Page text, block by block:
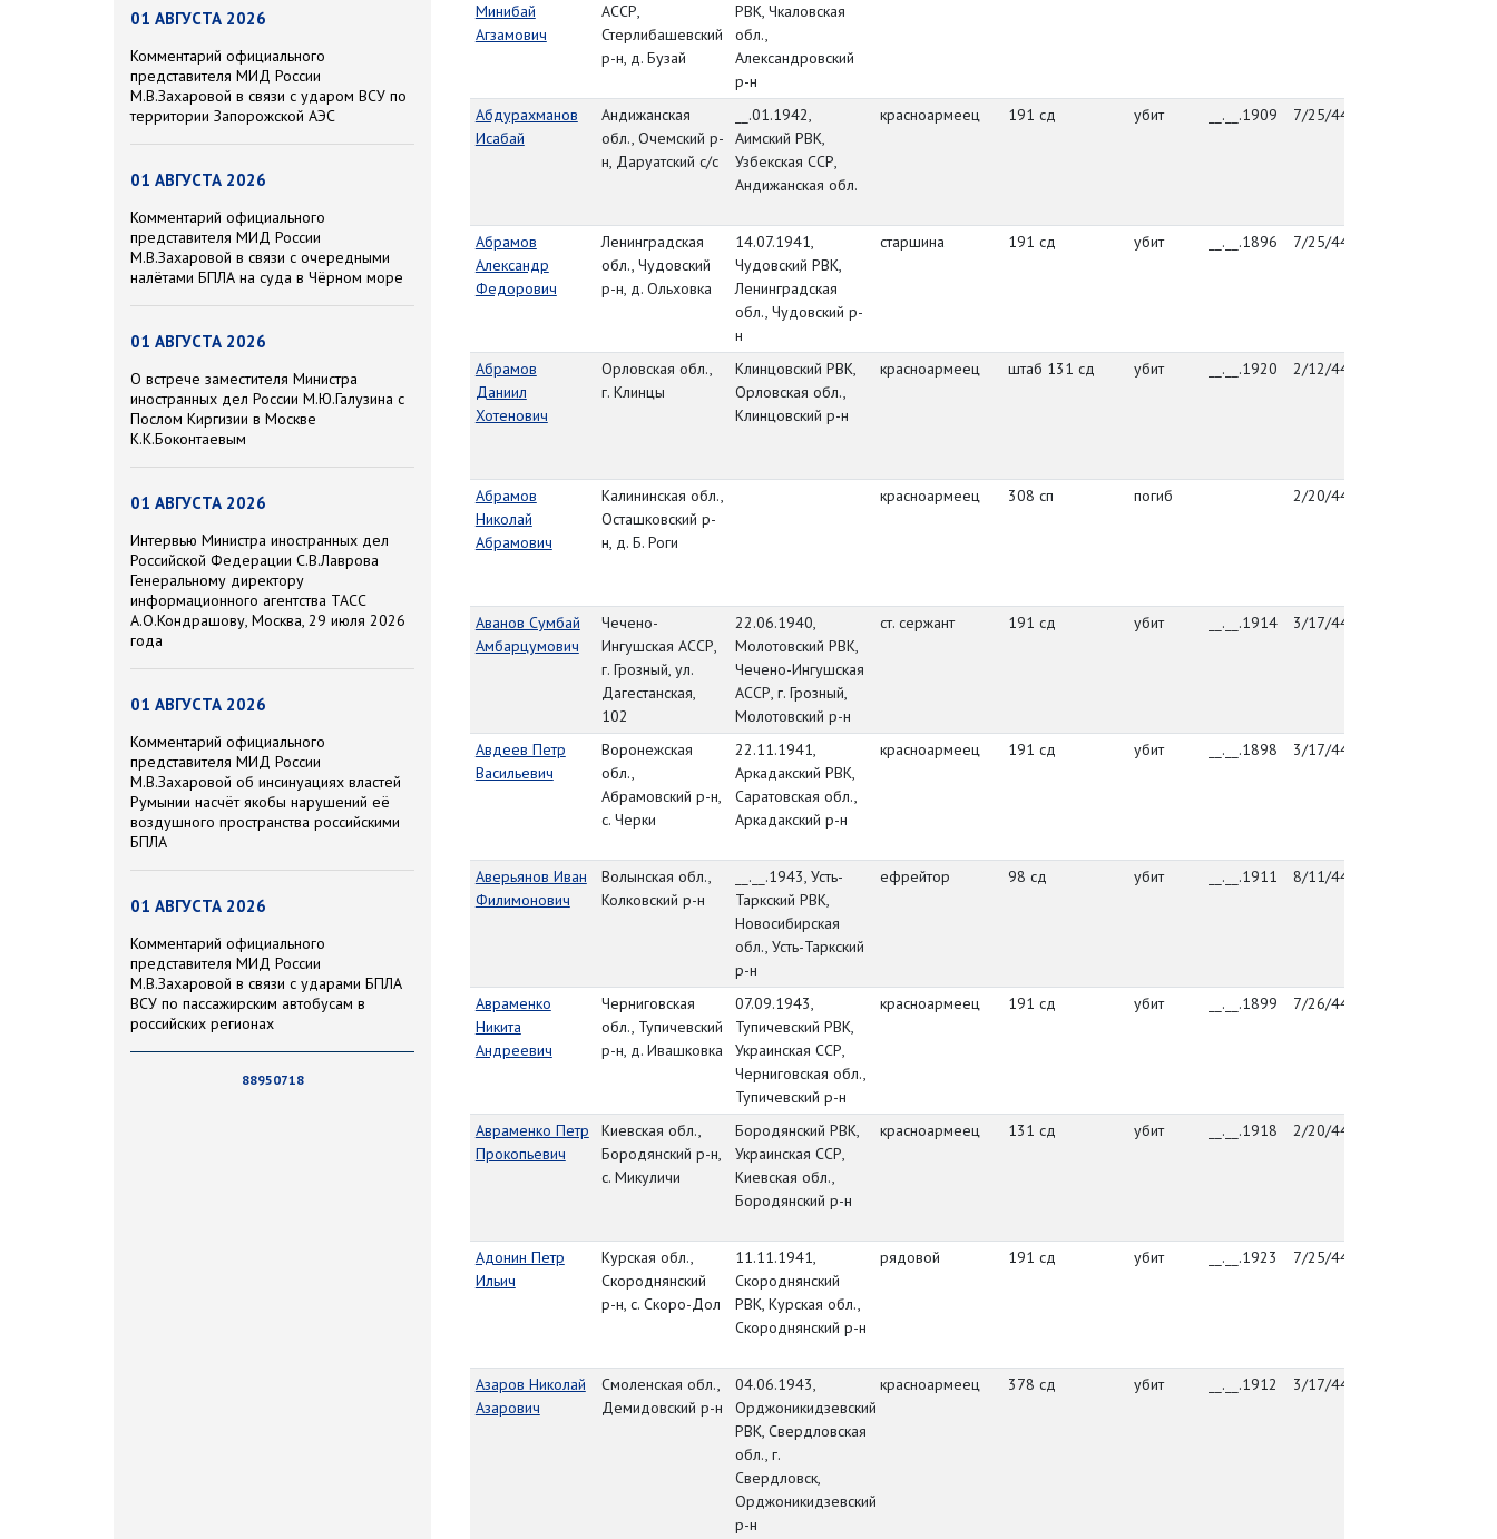
01 АВГУСТА 2026
Комментарий официального
представителя МИД России
М.В.Захаровой в связи с ударом ВСУ по
территории Запорожской АЭС
01 АВГУСТА 2026
Комментарий официального
представителя МИД России
М.В.Захаровой в связи с очередными
налётами БПЛА на суда в Чёрном море
01 АВГУСТА 2026
О встрече заместителя Министра
иностранных дел России М.Ю.Галузина с
Послом Киргизии в Москве
К.К.Боконтаевым
01 АВГУСТА 2026
Интервью Министра иностранных дел
Российской Федерации С.В.Лаврова
Генеральному директору
информационного агентства ТАСС
А.О.Кондрашову, Москва, 29 июля 2026
года
01 АВГУСТА 2026
Комментарий официального
представителя МИД России
М.В.Захаровой об инсинуациях властей
Румынии насчёт якобы нарушений её
воздушного пространства российскими
БПЛА
01 АВГУСТА 2026
Комментарий официального
представителя МИД России
М.В.Захаровой в связи с ударами БПЛА
ВСУ по пассажирским автобусам в
российских регионах
88950718
Минибай
Агзамович
АССР,
Стерлибашевский
р-н, д. Бузай
РВК, Чкаловская
обл.,
Александровский
р-н
Абдурахманов
Исабай
Андижанская
обл., Очемский р-
н, Даруатский с/с
__.01.1942,
Аимский РВК,
Узбекская ССР,
Андижанская обл.
красноармеец 191 сд убит __.__.1909 7/25/44
Абрамов
Александр
Федорович
Ленинградская
обл., Чудовский
р-н, д. Ольховка
14.07.1941,
Чудовский РВК,
Ленинградская
обл., Чудовский р-
н
старшина 191 сд убит __.__.1896 7/25/44
Абрамов
Даниил
Хотенович
Орловская обл.,
г. Клинцы
Клинцовский РВК,
Орловская обл.,
Клинцовский р-н
красноармеец штаб 131 сд убит __.__.1920 2/12/44
Абрамов
Николай
Абрамович
Калининская обл.,
Осташковский р-
н, д. Б. Роги
красноармеец 308 сп погиб 2/20/44
Аванов Сумбай
Амбарцумович
Чечено-
Ингушская АССР,
г. Грозный, ул.
Дагестанская,
102
22.06.1940,
Молотовский РВК,
Чечено-Ингушская
АССР, г. Грозный,
Молотовский р-н
ст. сержант 191 сд убит __.__.1914 3/17/44
Авдеев Петр
Васильевич
Воронежская
обл.,
Абрамовский р-н,
с. Черки
22.11.1941,
Аркадакский РВК,
Саратовская обл.,
Аркадакский р-н
красноармеец 191 сд убит __.__.1898 3/17/44
Аверьянов Иван
Филимонович
Волынская обл.,
Колковский р-н
__.__.1943, Усть-
Таркский РВК,
Новосибирская
обл., Усть-Таркский
р-н
ефрейтор 98 сд убит __.__.1911 8/11/44
Авраменко
Никита
Андреевич
Черниговская
обл., Тупичевский
р-н, д. Ивашковка
07.09.1943,
Тупичевский РВК,
Украинская ССР,
Черниговская обл.,
Тупичевский р-н
красноармеец 191 сд убит __.__.1899 7/26/44
Авраменко Петр
Прокопьевич
Киевская обл.,
Бородянский р-н,
с. Микуличи
Бородянский РВК,
Украинская ССР,
Киевская обл.,
Бородянский р-н
красноармеец 131 сд убит __.__.1918 2/20/44
Адонин Петр
Ильич
Курская обл.,
Скороднянский
р-н, с. Скоро-Дол
11.11.1941,
Скороднянский
РВК, Курская обл.,
Скороднянский р-н
рядовой 191 сд убит __.__.1923 7/25/44
Азаров Николай
Азарович
Смоленская обл.,
Демидовский р-н
04.06.1943,
Орджоникидзевский
РВК, Свердловская
обл., г.
Свердловск,
Орджоникидзевский
р-н
красноармеец 378 сд убит __.__.1912 3/17/44